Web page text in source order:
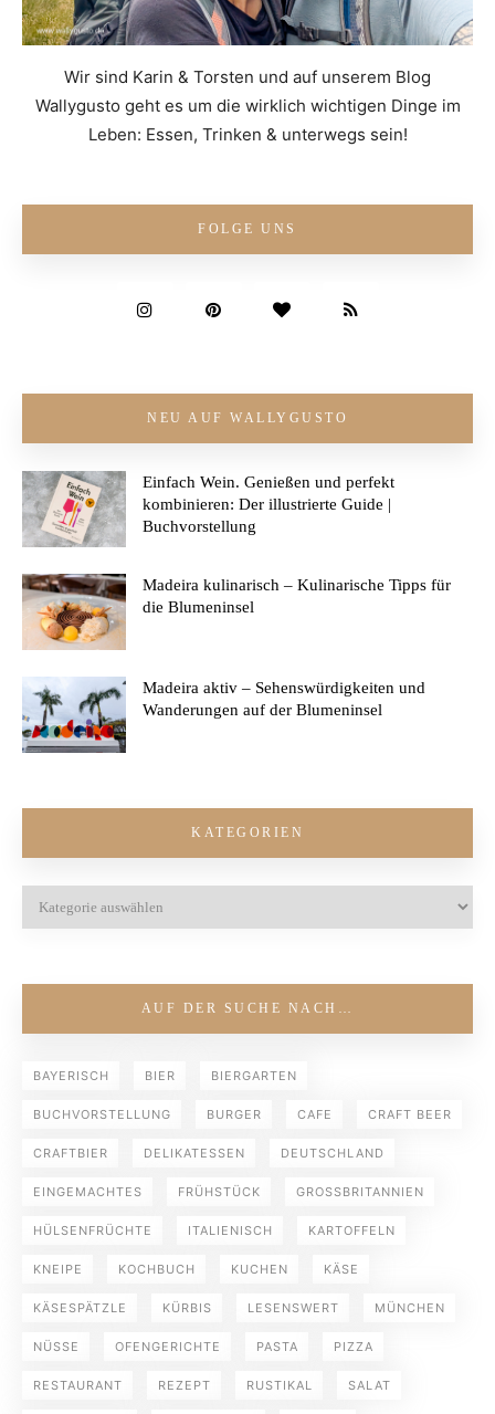
Wir sind Karin & Torsten und auf unserem Blog
Wallygusto geht es um die wirklich wichtigen Dinge im
Leben: Essen, Trinken & unterwegs sein!
FOLGE UNS
NEU AUF WALLYGUSTO
Einfach Wein. Genießen und perfekt
kombinieren: Der illustrierte Guide |
Buchvorstellung
Madeira kulinarisch – Kulinarische Tipps für
die Blumeninsel
Madeira aktiv – Sehenswürdigkeiten und
Wanderungen auf der Blumeninsel
KATEGORIEN
AUF DER SUCHE NACH…
BAYERISCH BIER BIERGARTEN
BUCHVORSTELLUNG BURGER CAFE CRAFT BEER
CRAFTBIER DELIKATESSEN DEUTSCHLAND
EINGEMACHTES FRÜHSTÜCK GROSSBRITANNIEN
HÜLSENFRÜCHTE ITALIENISCH KARTOFFELN
KNEIPE KOCHBUCH KUCHEN KÄSE
KÄSESPÄTZLE KÜRBIS LESENSWERT MÜNCHEN
NÜSSE OFENGERICHTE PASTA PIZZA
RESTAURANT REZEPT RUSTIKAL SALAT